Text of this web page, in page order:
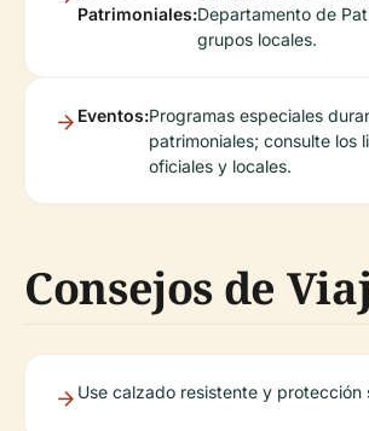
Patrimoniales:Departamento de
grupos locales.
Eventos:Programas especiales
patrimoniales; consulte los
oficiales y locales.
Consejos de
Use calzado resistente y protección